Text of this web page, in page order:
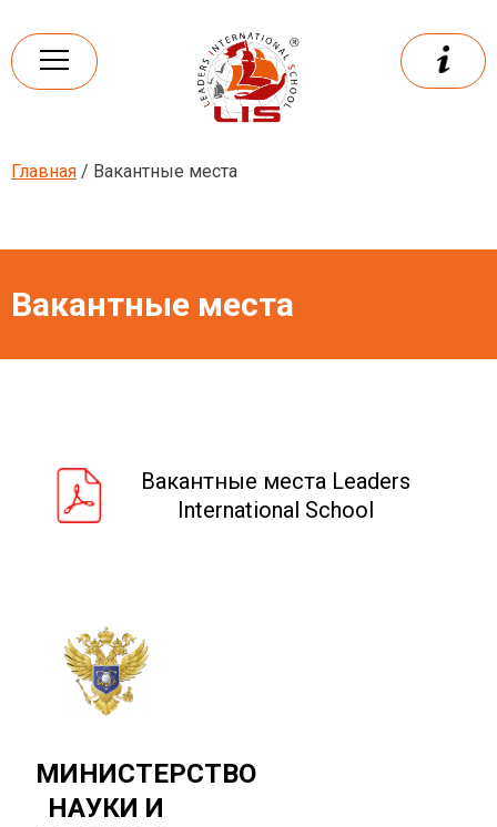
content
Leaders
International school
Главная / Вакантные места
Вакантные места
Вакантные места Leaders
International School
МИНИСТЕРСТВО
НАУКИ И